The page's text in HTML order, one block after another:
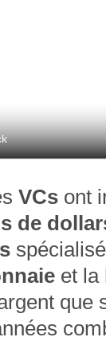
VCs ont
de
et la
que